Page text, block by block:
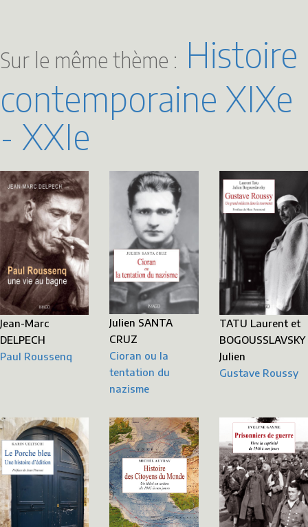
Sur le même thème : Histoire
contemporaine XIXe
- XXIe
Jean-Marc
DELPECH
Paul Roussenq
Julien SANTA
CRUZ
Cioran ou la
tentation du
nazisme
TATU Laurent et
BOGOUSSLAVSKY
Julien
Gustave Roussy